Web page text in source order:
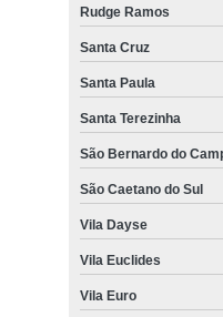
Rudge Ramos
Santa Cruz
Santa Paula
Santa Terezinha
São Bernardo do
São Caetano do Sul
Vila Dayse
Vila Euclides
Vila Euro